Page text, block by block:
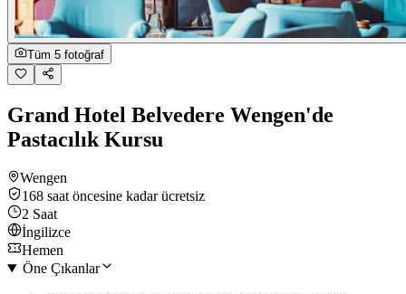
Tüm 5 fotoğraf
Grand Hotel Belvedere Wengen'de
Pastacılık Kursu
Wengen
168 saat öncesine kadar ücretsiz
2 Saat
İngilizce
Hemen
Öne Çıkanlar